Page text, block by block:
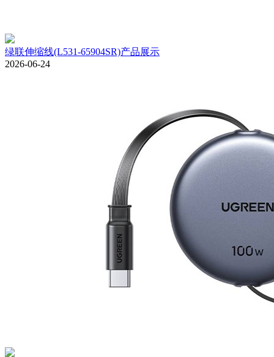
绿联伸缩线(L531-65904SR)产品展示
2026-06-24